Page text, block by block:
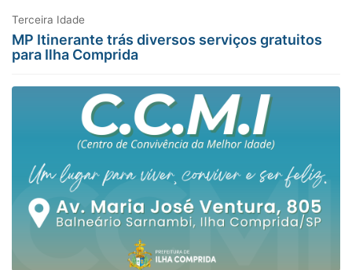
Terceira Idade
MP Itinerante trás diversos serviços gratuitos
para Ilha Comprida